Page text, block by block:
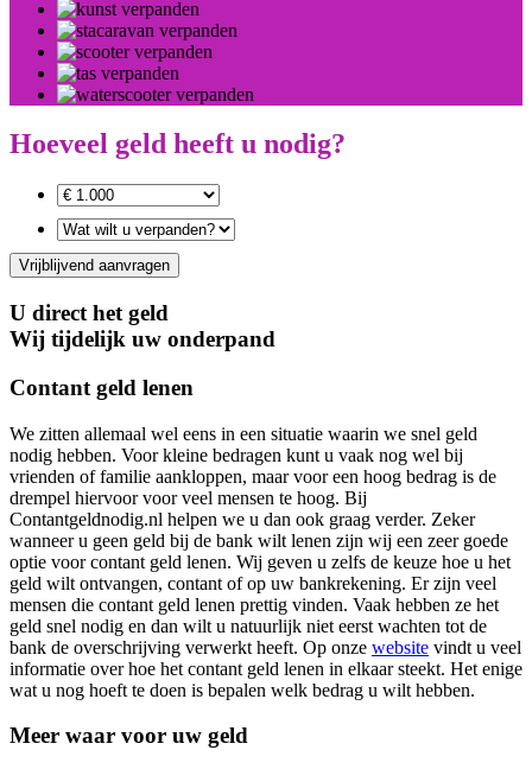
Hoeveel geld heeft u nodig?
Vrijblijvend aanvragen
U direct het geld
Wij tijdelijk uw onderpand
Contant geld lenen
We zitten allemaal wel eens in een situatie waarin we snel geld
nodig hebben. Voor kleine bedragen kunt u vaak nog wel bij
vrienden of familie aankloppen, maar voor een hoog bedrag is de
drempel hiervoor voor veel mensen te hoog. Bij
Contantgeldnodig.nl helpen we u dan ook graag verder. Zeker
wanneer u geen geld bij de bank wilt lenen zijn wij een zeer goede
optie voor contant geld lenen. Wij geven u zelfs de keuze hoe u het
geld wilt ontvangen, contant of op uw bankrekening. Er zijn veel
mensen die contant geld lenen prettig vinden. Vaak hebben ze het
geld snel nodig en dan wilt u natuurlijk niet eerst wachten tot de
bank de overschrijving verwerkt heeft. Op onze website vindt u veel
informatie over hoe het contant geld lenen in elkaar steekt. Het enige
wat u nog hoeft te doen is bepalen welk bedrag u wilt hebben.
Meer waar voor uw geld